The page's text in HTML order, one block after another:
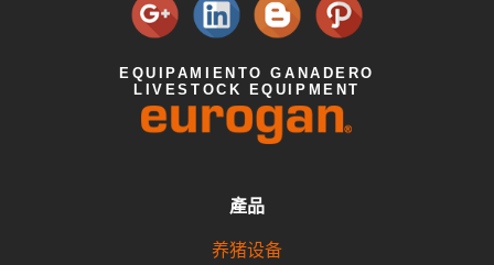
EQUIPAMIENTO GANADERO
LIVESTOCK EQUIPMENT
產品
养猪设备